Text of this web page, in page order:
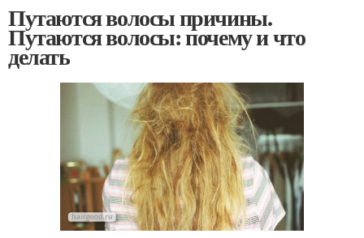
Путаются волосы причины.
Путаются волосы: почему и что
делать